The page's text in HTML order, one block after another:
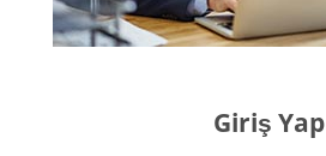
Giriş Yap